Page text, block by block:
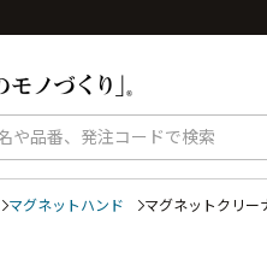
マグネットハンド マグネットクリー